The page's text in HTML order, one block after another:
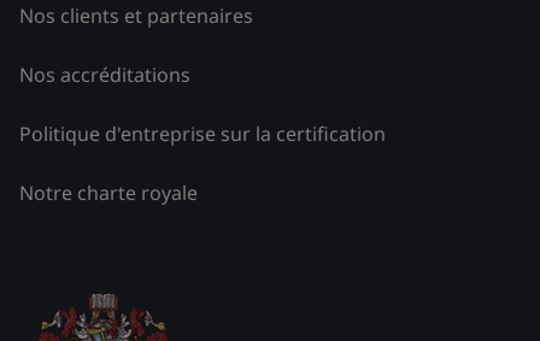
Nos clients et partenaires
Nos accréditations
Politique d'entreprise sur la certification
Notre charte royale